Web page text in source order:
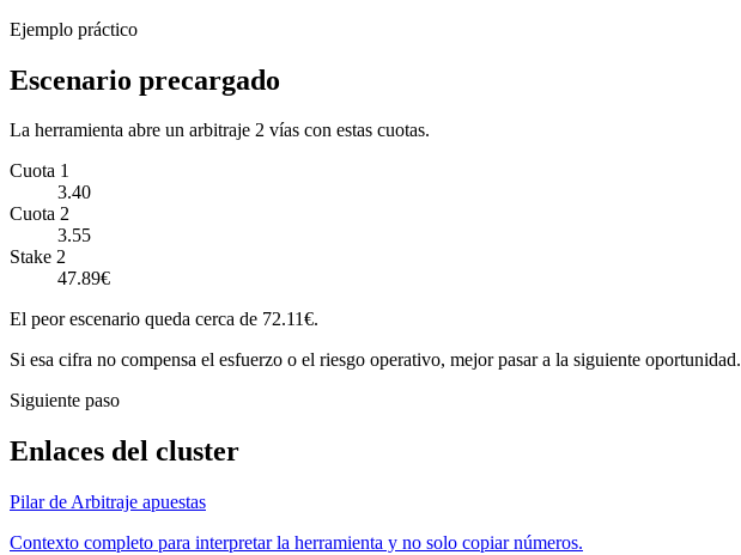
Ejemplo práctico
Escenario precargado
La herramienta abre un arbitraje 2 vías con estas cuotas.
Cuota 1
3.40
Cuota 2
3.55
Stake 2
47.89€
El peor escenario queda cerca de 72.11€.
Si esa cifra no compensa el esfuerzo o el riesgo operativo, mejor pasar a la siguiente oportunidad.
Siguiente paso
Enlaces del cluster
Pilar de Arbitraje apuestas
Contexto completo para interpretar la herramienta y no solo copiar números.